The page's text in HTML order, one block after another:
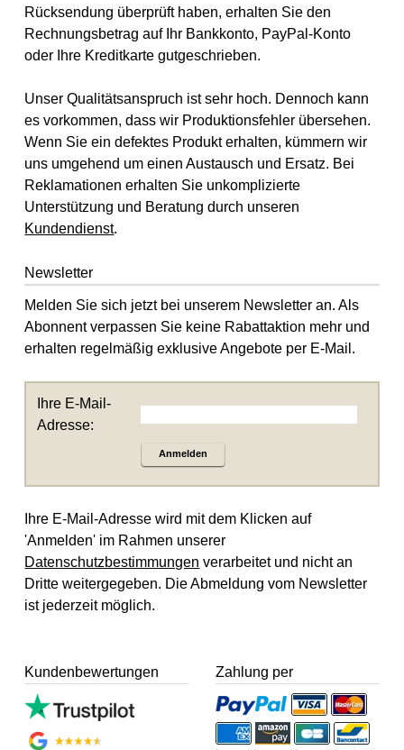
Rücksendung überprüft haben, erhalten Sie den
Rechnungsbetrag auf Ihr Bankkonto, PayPal-Konto
oder Ihre Kreditkarte gutgeschrieben.
Unser Qualitätsanspruch ist sehr hoch. Dennoch kann
es vorkommen, dass wir Produktionsfehler übersehen.
Wenn Sie ein defektes Produkt erhalten, kümmern wir
uns umgehend um einen Austausch und Ersatz. Bei
Reklamationen erhalten Sie unkomplizierte
Unterstützung und Beratung durch unseren
Kundendienst.
Newsletter
Melden Sie sich jetzt bei unserem Newsletter an. Als
Abonnent verpassen Sie keine Rabattaktion mehr und
erhalten regelmäßig exklusive Angebote per E-Mail.
Ihre E-Mail-
Adresse:
Anmelden
Ihre E-Mail-Adresse wird mit dem Klicken auf
'Anmelden' im Rahmen unserer
Datenschutzbestimmungen verarbeitet und nicht an
Dritte weitergegeben. Die Abmeldung vom Newsletter
ist jederzeit möglich.
Kundenbewertungen Zahlung per